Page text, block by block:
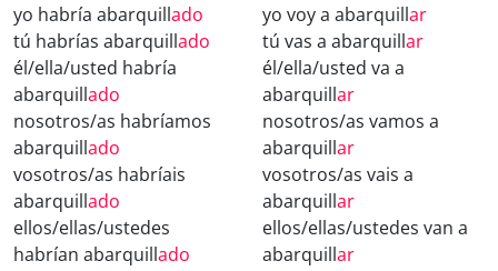
yo habría abarquillado
tú habrías abarquillado
él/ella/usted habría
abarquillado
nosotros/as habríamos
abarquillado
vosotros/as habríais
abarquillado
ellos/ellas/ustedes
habrían abarquillado
yo voy a abarquillar
tú vas a abarquillar
él/ella/usted va a
abarquillar
nosotros/as vamos a
abarquillar
vosotros/as vais a
abarquillar
ellos/ellas/ustedes van a
abarquillar